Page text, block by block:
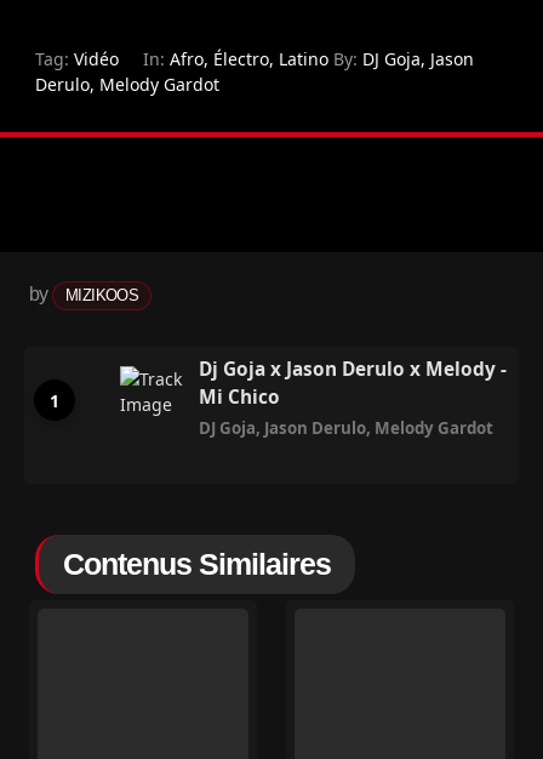
Tag: Vidéo In: Afro, Électro, Latino By: DJ Goja, Jason
Derulo, Melody Gardot
by MIZIKOOS
Dj Goja x Jason Derulo x Melody -
Mi Chico
DJ Goja, Jason Derulo, Melody Gardot
Contenus Similaires